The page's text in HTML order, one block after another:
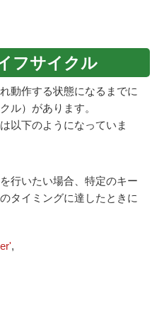
フサイクル
動作する状態になるまでに
ル）があります。
以下のようになっていま
行いたい場合、特定のキー
タイミングに達したときに
,